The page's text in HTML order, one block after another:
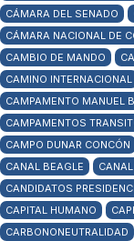
CÁMARA DEL SENADO
CÁMARA NACIONAL DE
CAMBIO DE MANDO
CAMINO INTERNACIONAL
CAMPAMENTO MANUEL
CAMPAMENTOS
CAMPO DUNAR CONCÓN
CANAL BEAGLE
CANDIDATOS
CAPITAL HUMANO
CARBONONEUTRALIDAD